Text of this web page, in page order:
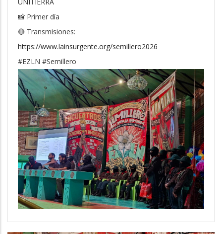
UNITIERRA
📸 Primer día
🔴 Transmisiones:
https://www.lainsurgente.org/semillero2026
#EZLN #Semillero